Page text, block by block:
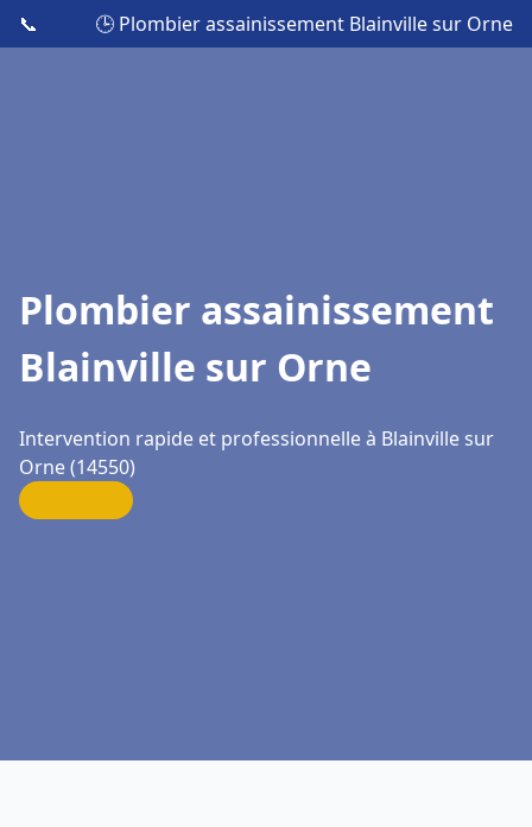
📞 🕒 Plombier assainissement Blainville sur Orne
Plombier assainissement
Blainville sur Orne
Intervention rapide et professionnelle à Blainville sur
Orne (14550)